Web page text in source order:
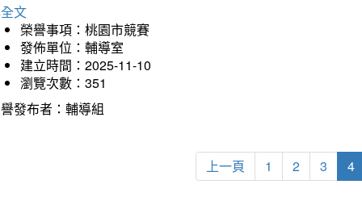
文
榮譽事項：桃園市競賽
發佈單位：輔導室
建立時間：2025-11-10
瀏覽次數：351
發布者：輔導組
上一頁 1 2 3 4